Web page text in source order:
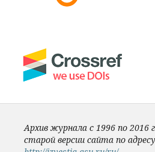
Архив журнала с 1996 по 2016
старой версии сайта по